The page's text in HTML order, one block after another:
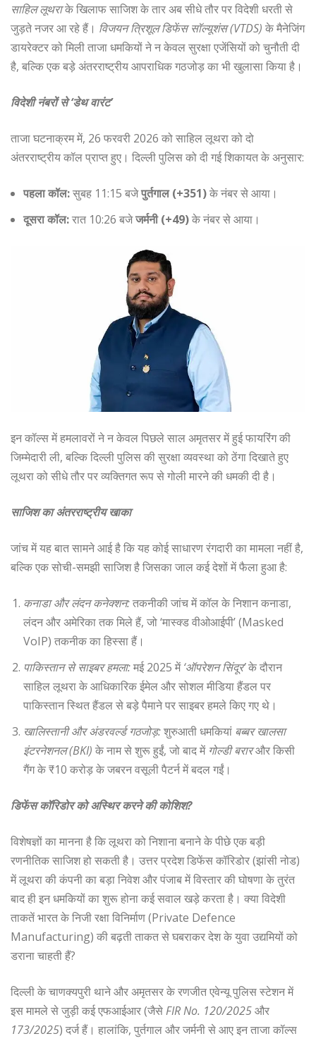
साहिल लूथराके खिलाफ साजिश के तार अब सीधे तौर पर विदेशी धरती से
जुड़ते नजर आ रहे हैं। विजयन त्रिशूल डिफेंस सॉल्यूशंस (VTDS) के मैनेजिंग
डायरेक्टर को मिली ताजा धमकियों ने न केवल सुरक्षा एजेंसियों को चुनौती दी
है, बल्कि एक बड़े अंतरराष्ट्रीय आपराधिक गठजोड़ का भी खुलासा किया है।
विदेशी नंबरों से ‘डेथ वारंट’
ताजा घटनाक्रम में, 26 फरवरी 2026 को साहिल लूथरा को दो
अंतरराष्ट्रीय कॉल प्राप्त हुए। दिल्ली पुलिस को दी गई शिकायत के अनुसार:
पहला कॉल:सुबह 11:15 बजेपुर्तगाल (+351)के नंबर से आया।
दूसरा कॉल:रात 10:26 बजेजर्मनी (+49)के नंबर से आया।
इन कॉल्स में हमलावरों ने न केवल पिछले साल अमृतसर में हुई फायरिंग की
जिम्मेदारी ली, बल्कि दिल्ली पुलिस की सुरक्षा व्यवस्था को ठेंगा दिखाते हुए
लूथरा को सीधे तौर पर व्यक्तिगत रूप से गोली मारने की धमकी दी है।
साजिश का अंतरराष्ट्रीय खाका
जांच में यह बात सामने आई है कि यह कोई साधारण रंगदारी का मामला नहीं है,
बल्कि एक सोची-समझी साजिश है जिसका जाल कई देशों में फैला हुआ है:
कनाडा और लंदन कनेक्शन:तकनीकी जांच में कॉल के निशान कनाडा,
लंदन और अमेरिका तक मिले हैं, जो ‘मास्क्ड वीओआईपी’ (Masked
VoIP) तकनीक का हिस्सा हैं।
पाकिस्तान से साइबर हमला:मई 2025 में‘ऑपरेशन सिंदूर’के दौरान
साहिल लूथरा के आधिकारिक ईमेल और सोशल मीडिया हैंडल पर
पाकिस्तान स्थित हैंडल से बड़े पैमाने पर साइबर हमले किए गए थे।
खालिस्तानी और अंडरवर्ल्ड गठजोड़:शुरुआती धमकियां बब्बर खालसा
इंटरनेशनल (BKI) के नाम से शुरू हुईं, जो बाद में गोल्डी बरारऔर किसी
गैंग के ₹10 करोड़ के जबरन वसूली पैटर्न में बदल गईं।
डिफेंस कॉरिडोर को अस्थिर करने की कोशिश?
विशेषज्ञों का मानना है कि लूथरा को निशाना बनाने के पीछे एक बड़ी
रणनीतिक साजिश हो सकती है। उत्तर प्रदेश डिफेंस कॉरिडोर (झांसी नोड)
में लूथरा की कंपनी का बड़ा निवेश और पंजाब में विस्तार की घोषणा के तुरंत
बाद ही इन धमकियों का शुरू होना कई सवाल खड़े करता है। क्या विदेशी
ताकतें भारत के निजी रक्षा विनिर्माण (Private Defence
Manufacturing) की बढ़ती ताकत से घबराकर देश के युवा उद्यमियों को
डराना चाहती हैं?
दिल्ली के चाणक्यपुरी थाने और अमृतसर के रणजीत एवेन्यू पुलिस स्टेशन में
इस मामले से जुड़ी कई एफआईआर (जैसेFIR No. 120/2025और
173/2025) दर्ज हैं। हालांकि, पुर्तगाल और जर्मनी से आए इन ताजा कॉल्स